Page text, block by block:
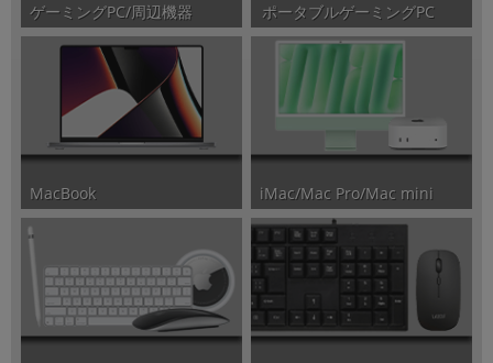
ゲーミングPC/周辺機器 ポータブルゲーミングPC
MacBook iMac/Mac Pro/Mac mini